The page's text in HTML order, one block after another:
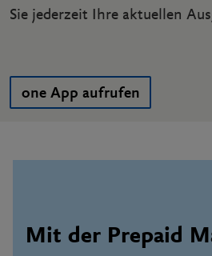
Sie jederzeit Ihre aktuellen
one App aufrufen
Mit der Prepaid